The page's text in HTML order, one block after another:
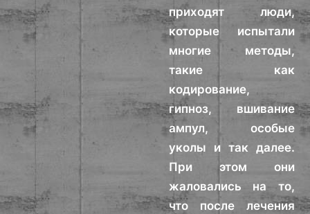
приходят люди,
которые испытали
многие методы,
такие как
кодирование,
гипноз, вшивание
ампул, особые
уколы и так далее.
При этом они
жаловались на то,
что после лечения